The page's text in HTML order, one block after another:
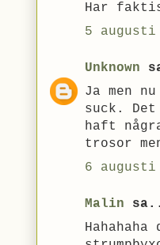
Har
5
Unknown
Ja men
suck.
haft
trosor
6
Malin